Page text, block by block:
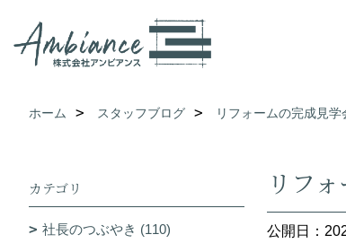
ホーム スタッフブログ リフォームの完成見学
リフ
公開日：
カテゴリ
社長のつぶやき (110)